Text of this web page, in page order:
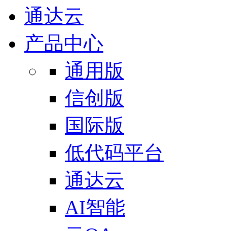
通达云
产品中心
通用版
信创版
国际版
低代码平台
通达云
AI智能